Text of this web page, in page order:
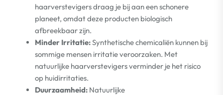
haarverstevigers draag je bij aan een schonere
planeet, omdat deze producten biologisch
afbreekbaar zijn.
Minder Irritatie:Synthetische chemicaliën kunnen bij
sommige mensen irritatie veroorzaken. Met
natuurlijke haarverstevigers verminder je het risico
op huidirritaties.
Duurzaamheid: Natuurlijke